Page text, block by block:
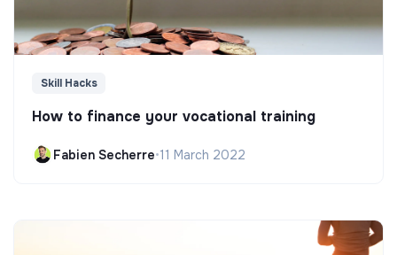
Skill Hacks
How to finance your vocational training
Fabien Secherre•11 March 2022